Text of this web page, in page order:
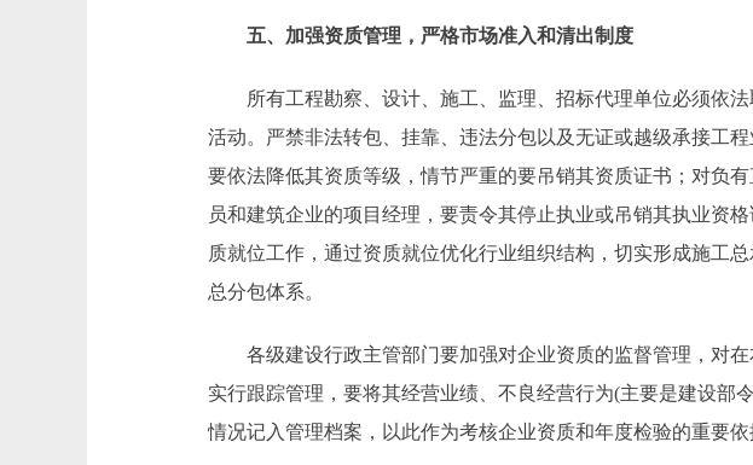
五、加强资质管理，严格市场准入和清出制度
所有工程勘察、设计、施工、监理、招标代理单位必须依法
活动。严禁非法转包、挂靠、违法分包以及无证或越级承接工
要依法降低其资质等级，情节严重的要吊销其资质证书；对负
员和建筑企业的项目经理，要责令其停止执业或吊销其执业资
质就位工作，通过资质就位优化行业组织结构，切实形成施工
总分包体系。
各级建设行政主管部门要加强对企业资质的监督管理，对在
实行跟踪管理，要将其经营业绩、不良经营行为(主要是建设部
情况记入管理档案，以此作为考核企业资质和年度检验的重要依